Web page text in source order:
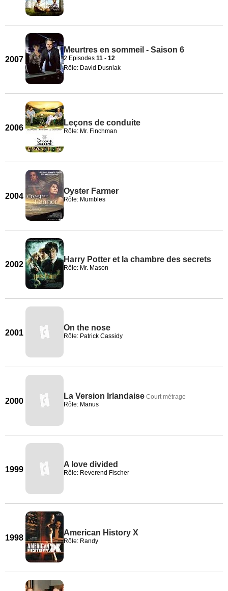
2007
Meurtres en sommeil - Saison 6
2 Episodes 11 - 12
Rôle: David Dusniak
2006
Leçons de conduite
Rôle: Mr. Finchman
2004
Oyster Farmer
Rôle: Mumbles
2002
Harry Potter et la chambre des secrets
Rôle: Mr. Mason
2001
On the nose
Rôle: Patrick Cassidy
2000
La Version Irlandaise Court métrage
Rôle: Manus
1999
A love divided
Rôle: Reverend Fischer
1998
American History X
Rôle: Randy